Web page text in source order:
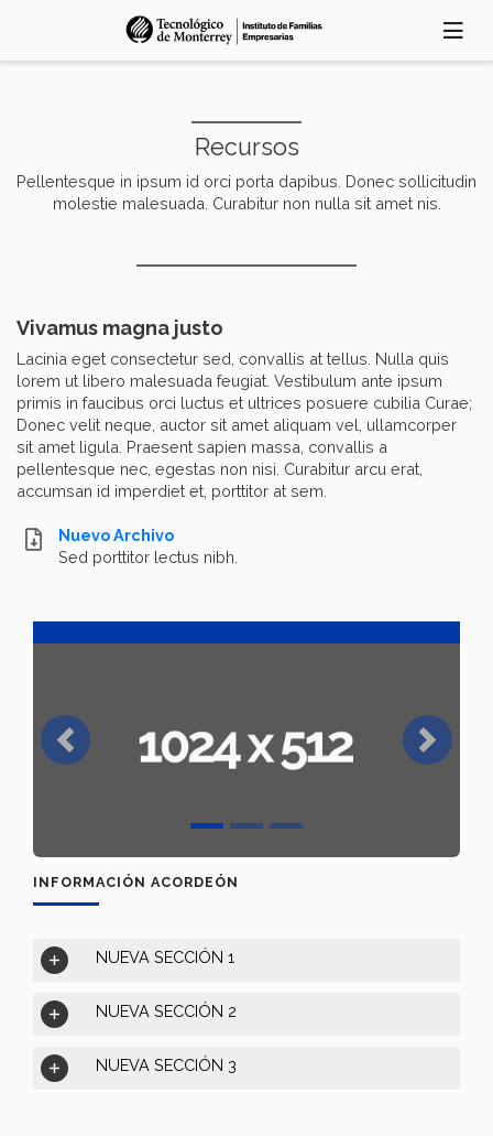
Recursos
Pellentesque in ipsum id orci porta dapibus. Donec sollicitudin
molestie malesuada. Curabitur non nulla sit amet nis.
Vivamus magna justo
Lacinia eget consectetur sed, convallis at tellus. Nulla quis
lorem ut libero malesuada feugiat. Vestibulum ante ipsum
primis in faucibus orci luctus et ultrices posuere cubilia Curae;
Donec velit neque, auctor sit amet aliquam vel, ullamcorper
sit amet ligula. Praesent sapien massa, convallis a
pellentesque nec, egestas non nisi. Curabitur arcu erat,
accumsan id imperdiet et, porttitor at sem.
Nuevo Archivo
Sed porttitor lectus nibh.
Previous Next
INFORMACIÓN ACORDEÓN
NUEVA SECCIÓN 1
NUEVA SECCIÓN 2
NUEVA SECCIÓN 3